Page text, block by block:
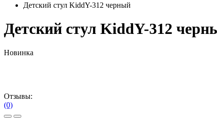
Детский стул KiddY-312 черный
Детский стул KiddY-312
Новинка
Отзывы:
(0)